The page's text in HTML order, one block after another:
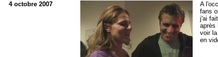
4 octobre 2007
A
fans
j'ai
après
voir
en